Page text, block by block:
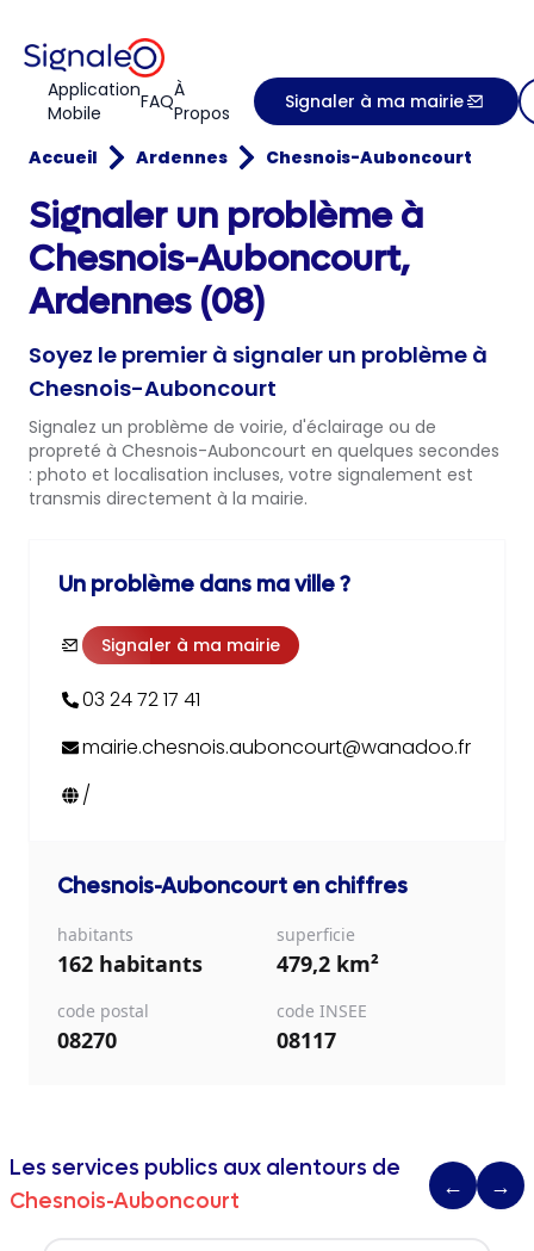
Application
Mobile
FAQÀ
Propos
Signaler à ma mairie
Accueil Ardennes Chesnois-Auboncourt
Signaler un problème à
Chesnois-Auboncourt,
Ardennes (08)
Soyez le premier à signaler un problème à
Chesnois-Auboncourt
Signalez un problème de voirie, d'éclairage ou de
propreté à Chesnois-Auboncourt en quelques secondes
: photo et localisation incluses, votre signalement est
transmis directement à la mairie.
Un problème dans ma ville ?
Signaler à ma mairie
03 24 72 17 41
mairie.chesnois.auboncourt@wanadoo.fr
/
Chesnois-Auboncourt en chiffres
habitants
162 habitants
superficie
479,2 km²
code postal
08270
code INSEE
08117
Les services publics aux alentours de
Chesnois-Auboncourt
← →